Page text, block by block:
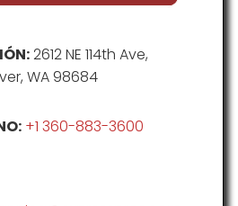
2612 NE 114th Ave,
WA 98684
+1 360-883-3600